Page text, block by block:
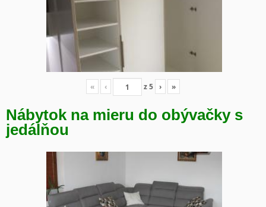
« ‹ z5 › »
Nábytok na mieru do obývačky s
jedálňou